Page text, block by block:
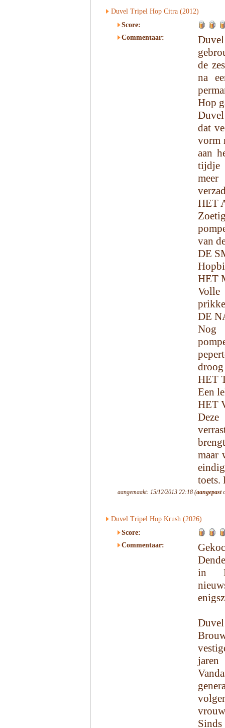
Duvel Tripel Hop Citra (2012)
Score:
Commentaar:
de
na
Hop
dat
vorm
aan
tijdje
HET
van
DE
HET
Volle
DE
Nog
HET
Een
HET
maar
toets.
aangemaakt: 15/12/2013 22:18 (aangepast
Duvel Tripel Hop Krush (2026)
Score:
Commentaar:
in